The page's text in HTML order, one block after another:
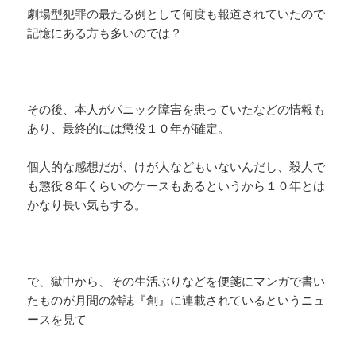
劇場型犯罪の最たる例として何度も報道されていたので
記憶にある方も多いのでは？
その後、本人がパニック障害を患っていたなどの情報も
あり、最終的には懲役１０年が確定。
個人的な感想だが、けが人などもいないんだし、殺人で
も懲役８年くらいのケースもあるというから１０年とは
かなり長い気もする。
で、獄中から、その生活ぶりなどを便箋にマンガで書い
たものが月間の雑誌『創』に連載されているというニュ
ースを見て